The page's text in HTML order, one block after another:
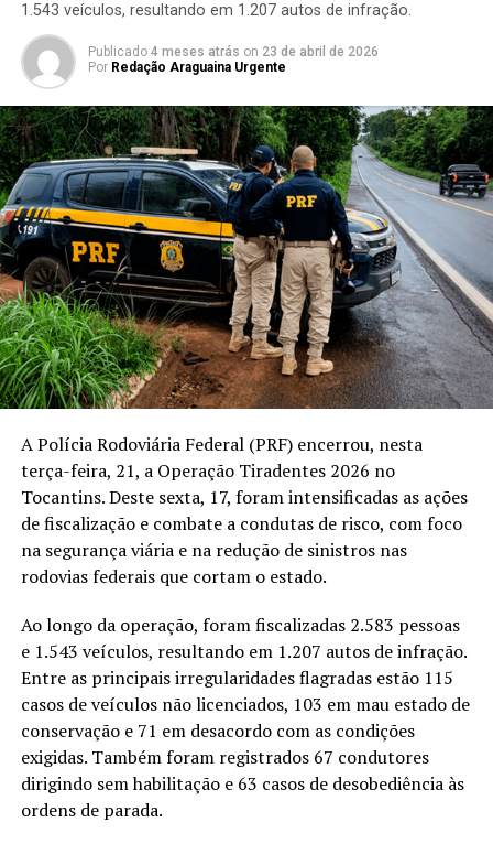
1.543 veículos, resultando em 1.207 autos de infração.
Publicado 4 meses atrás on 23 de abril de 2026
Por Redação Araguaina Urgente
A Polícia Rodoviária Federal (PRF) encerrou, nesta
terça-feira, 21, a Operação Tiradentes 2026 no
Tocantins. Deste sexta, 17, foram intensificadas as ações
de fiscalização e combate a condutas de risco, com foco
na segurança viária e na redução de sinistros nas
rodovias federais que cortam o estado.
Ao longo da operação, foram fiscalizadas 2.583 pessoas
e 1.543 veículos, resultando em 1.207 autos de infração.
Entre as principais irregularidades flagradas estão 115
casos de veículos não licenciados, 103 em mau estado de
conservação e 71 em desacordo com as condições
exigidas. Também foram registrados 67 condutores
dirigindo sem habilitação e 63 casos de desobediência às
ordens de parada.